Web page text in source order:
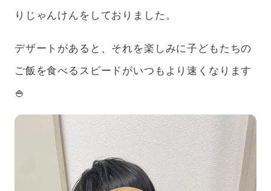
りじゃんけんをしておりました。
デザートがあると、それを楽しみに子どもたちの
ご飯を食べるスピードがいつもより速くなります
🍚